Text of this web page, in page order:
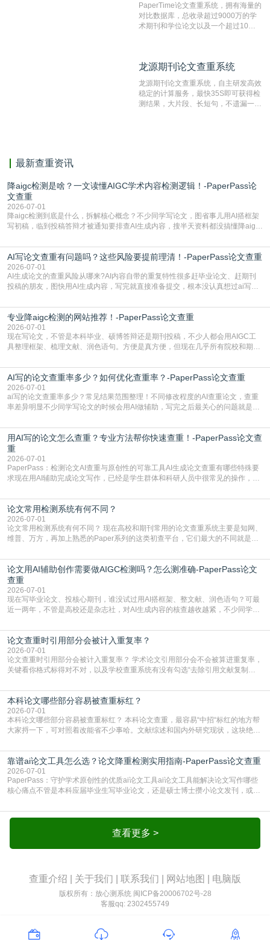
PaperTime论文查重系统，拥有海量的
对比数据库，总收录超过9000万的学
术期刊和学位论文以及一个超过10亿
对，利用指纹索引快速而精准地在云检
有相似的片段，该项技术检测速度快、
准确率高，市场反映良好。
龙源期刊论文查重系统
龙源期刊论文查重系统，自主研发高效
稳定的计算服务，最快35S即可获得检
测结果，大片段、长短句，不遗漏一处
最新查重资讯
降aigc检测是啥？一文读懂AIGC学术内容检测逻辑！-PaperPass论
文查重
2026-07-01
降aigc检测到底是什么，拆解核心概念？不少同学写论文，图省事儿用AI搭框架
写初稿，临到投稿答辩才被通知要排查AI生成内容，搜半天资料都没搞懂降aigc
怕是已经入行的科研人员，不少人也搞不清降aigc检测是啥，对相关要求摸不
准。其实，降aigc检测是伴随AIGC工具在学术领域普及诞生的新需求，核心是为
了满足现在高校、期刊对AI生
AI写论文查重有问题吗？这些风险要提前理清！-PaperPass论文查重
2026-07-01
AI生成论文的查重风险从哪来?AI内容自带的重复特性很多赶毕业论文、赶期刊
投稿的朋友，图快用AI生成内容，写完就直接准备提交，根本没认真想过ai写论
自带不可忽视的查重风险。AI训练依赖海量公开的文本数据，生成内容本质是基
于训练数据的概率拼接，不是从零开始的原创创作。生成过程中，很容易复用已
有的高频公共表述，甚至直接拼接已经公开
专业降aigc检测的网站推荐！-PaperPass论文查重
2026-07-01
现在写论文，不管是本科毕业、硕博答辩还是期刊投稿，不少人都会用AIGC工
具整理框架、梳理文献、润色语句。方便是真方便，但现在几乎所有院校和期刊
五遍还是过不了预检测的大有人在，这时候，找到靠谱的降AIGC检测率的网
站，就能少走好多弯路。PaperPass：守护学术原创性的智能伙伴AIGC生成内
容的学术合规痛点去年帮一个本科师弟改
AI写的论文查重率多少？如何优化查重率？-PaperPass论文查重
2026-07-01
ai写的论文查重率多少？常见结果范围整理！不同修改程度的AI查重论文，查重
率差异明显不少同学写论文的时候会用AI做辅助，写完之后最关心的问题就是ai
实际情况和大家想的不太一样。AI训练依赖海量公开学术文献、网络内容，生成
内容本质是按照语义概率拼接已有内容，很容易和已发布的作品撞重复，甚至会
直接引用整段已有内容，所以查重率偏高是
用AI写的论文怎么查重？专业方法帮你快速查重！-PaperPass论文查
重
2026-07-01
PaperPass：检测论文AI查重与原创性的可靠工具AI生成论文查重有哪些特殊要
求现在用AI辅助完成论文写作，已经是学生群体和科研人员中很常见的操作，不
但很多人忽略了，AI生成的内容天生带有重复风险——训练AI的数据集本身就包
含大量已公开的学术内容、网络原创内容，AI输出内容时很容易无意识拼接出重
复片
论文常用检测系统有何不同？
2026-07-01
论文常用检测系统有何不同？ 现在高校和期刊常用的论文查重系统主要是知网、
维普、万方，再加上熟悉的Paper系列的这类初查平台，它们最大的不同就是数
查数值误导。知网（CNKI）是学校定稿检测的绝对主流。本科用PMLC，含大学
生联合比对库，能比历届学长论文，硕博用VIP/TMLC，含学术论文联合比对
库，期刊投稿用AMLMC/SML
论文用AI辅助创作需要做AIGC检测吗？怎么测准确-PaperPass论文
查重
2026-07-01
现在写毕业论文、投核心期刊，谁没试过用AI搭框架、整文献、润色语句？可最
近一两年，不管是高校还是杂志社，对AI生成内容的核查越收越紧，不少同学投
真的太亏。提前做AIGC检测，已经成了很多过来人交稿前必做的一步。为什么
AIGC检测成了论文答辩投稿前的必备项？可能还有不少人觉得，我就用AI搭了个
框架，内容都是自己写的，至于做AIG
论文查重时引用部分会被计入重复率？
2026-07-01
论文查重时引用部分会被计入重复率？ 学术论文引用部分会不会被算进重复率，
关键看你格式标得对不对，以及学校查重系统有没有勾选“去除引用文献复制
独占一行，每条文献用[1][2]方括号编号、与正文一一对应，著录项符合GB/T
7714（作者、题名、刊名、年、卷期、页码齐全，标点用半角）；查重系统识别
成功后通常把这段标为引用，
本科论文哪些部分容易被查重标红？
2026-07-01
本科论文哪些部分容易被查重标红？ 本科论文查重，最容易“中招“标红的地方帮
大家捋一下，可对照着改能省不少事哈。文献综述和国内外研究现状，这块绝对
乎一模一样的话，你要是直接复制百度百科、教材或别人写好的综述段落，系统
一抓一个准，整段飘红。研究背景、意义和方法描述也是不可避免，比如“本文采
用问卷调查法““运用SPSS软件进行数据分
靠谱ai论文工具怎么选？论文降重检测实用指南-PaperPass论文查重
2026-07-01
PaperPass：守护学术原创性的优质ai论文工具ai论文工具能解决论文写作哪些
核心痛点不管是本科应届毕业生写毕业论文，还是硕士博士攒小论文发刊，或是
自己逐句读逐句改，熬好几个大夜不说，还经常改不到点上，交上去才发现重复
率超标，再返工太折腾。现在有了成熟的ai论文工具，这些痛点基本都能高效解
决。靠谱的ai论文工具，不止能帮你梳查看更多 >
查重介绍 关于我们 联系我们 网站地图 电脑版
版权所有：放心测系统 闽ICP备20006702号-28
客服qq: 2302455749